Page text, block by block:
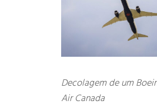
Decolagem de um
Air Canada